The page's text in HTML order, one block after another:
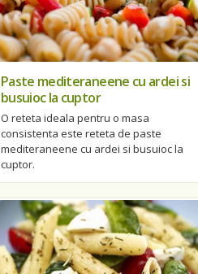
Paste mediteraneene cu ardei si
busuioc la cuptor
O reteta ideala pentru o masa
consistenta este reteta de paste
mediteraneene cu ardei si busuioc la
cuptor.